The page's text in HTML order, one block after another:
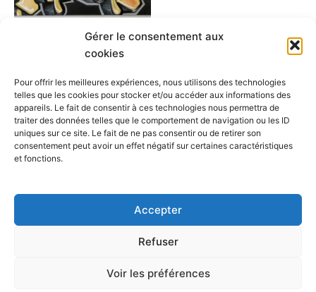
Gérer le consentement aux
cookies
Pour offrir les meilleures expériences, nous utilisons des technologies
telles que les cookies pour stocker et/ou accéder aux informations des
appareils. Le fait de consentir à ces technologies nous permettra de
traiter des données telles que le comportement de navigation ou les ID
uniques sur ce site. Le fait de ne pas consentir ou de retirer son
consentement peut avoir un effet négatif sur certaines caractéristiques
et fonctions.
Accepter
Refuser
Voir les préférences
$300.00
Ajouter au panier
Astra